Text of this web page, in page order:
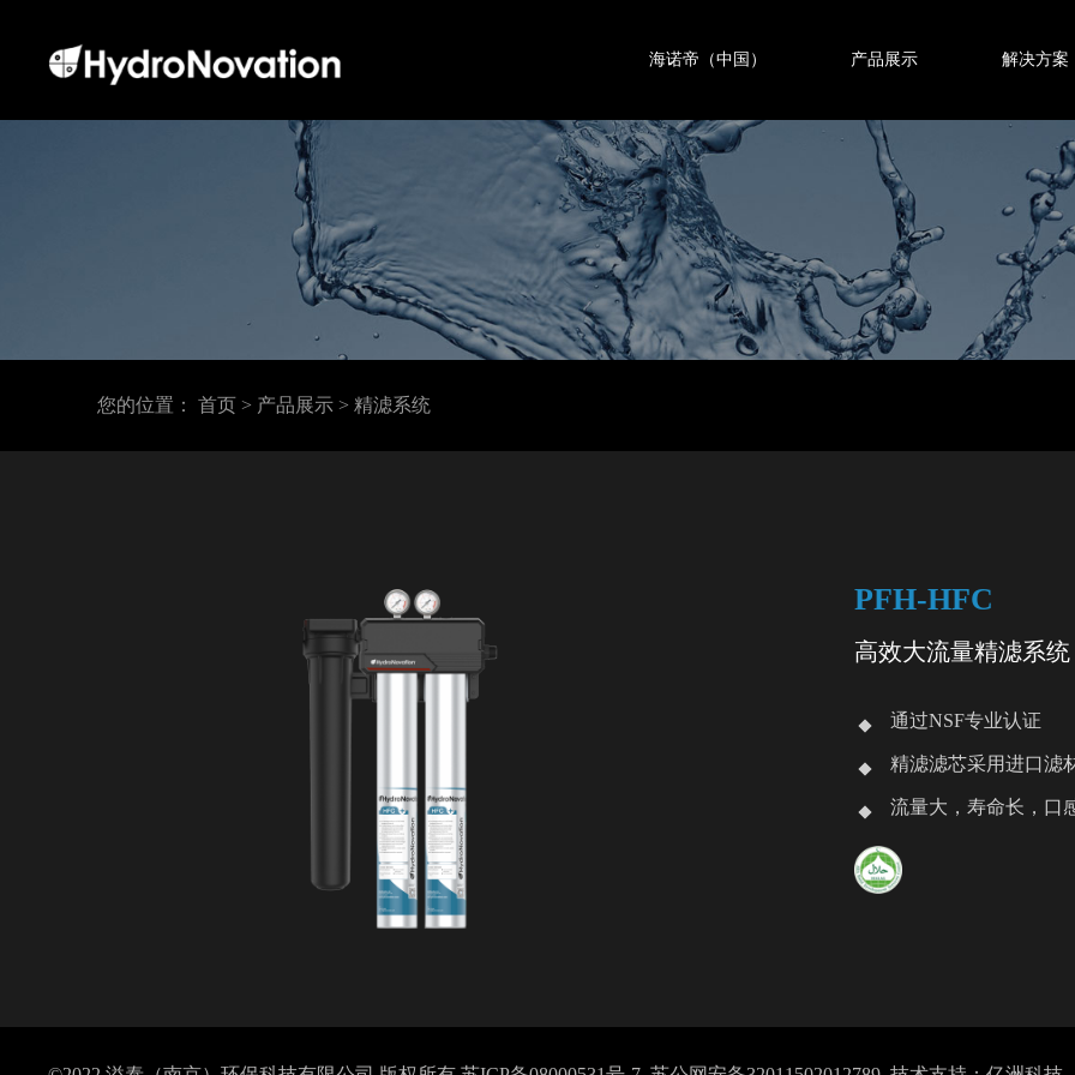
海诺帝（中国） 产品展示 解决方案
您的位置： 首页 > 产品展示 > 精滤系统
PFH-HFC
高效大流量精滤系统
通过NSF专业认证
精滤滤芯采用进口滤
流量大，寿命长，口